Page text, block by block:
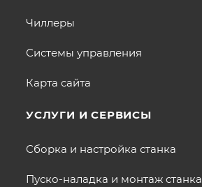
Чиллеры
Системы управления
Карта сайта
УСЛУГИ И СЕРВИСЫ
Сборка и настройка станка
Пуско-наладка и монтаж станка